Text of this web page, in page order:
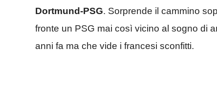
Dortmund-PSG. Sorprende il cammino
fronte un PSG mai così vicino al sogno di
anni fa ma che vide i francesi sconfitti.